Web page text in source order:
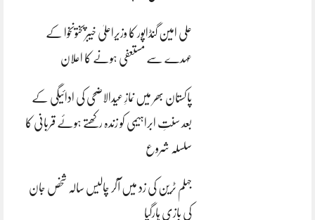
علی امین گنڈاپور کا وزیراعلیٰ خیبرپختونخوا کے
عہدے سے مستعفی ہونے کا اعلان
پاکستان بھر میں نمازِ عیدالاضحی کی ادائیگی کے
بعد سنتِ ابراہیمی کو زندہ رکھتے ہوئے قربانی کا
سلسلہ شروع
جہلم ٹرین کی زد میں آکر چالیس سالہ شخص جان
کی بازی ہارگیا